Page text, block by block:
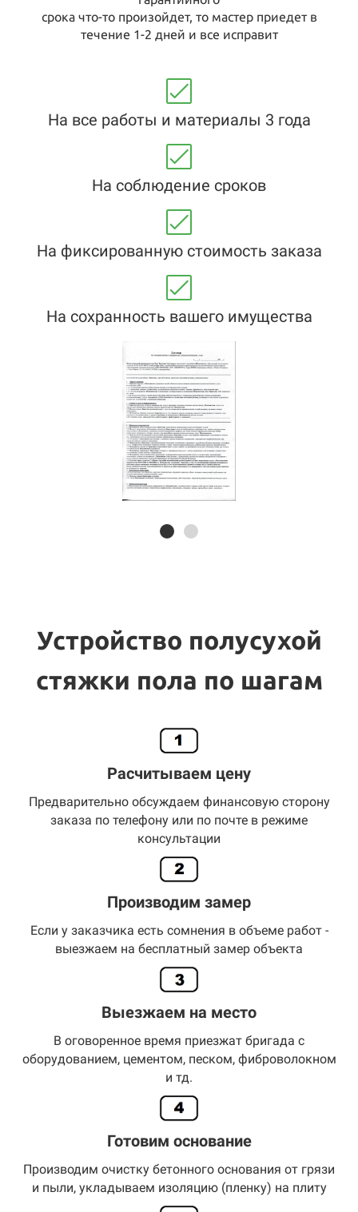
срока что-то произойдет, то мастер приедет в
течение 1-2 дней и все исправит
На все работы и материалы 3 года
На соблюдение сроков
На фиксированную стоимость заказа
На сохранность вашего имущества
Устройство полусухой
стяжки пола по шагам
Расчитываем цену
Предварительно обсуждаем финансовую сторону
заказа по телефону или по почте в режиме
консультации
Производим замер
Если у заказчика есть сомнения в объеме работ -
выезжаем на бесплатный замер объекта
Выезжаем на место
В оговоренное время приезжат бригада с
оборудованием, цементом, песком, фиброволокном
и тд.
Готовим основание
Производим очистку бетонного основания от грязи
и пыли, укладываем изоляцию (пленку) на плиту